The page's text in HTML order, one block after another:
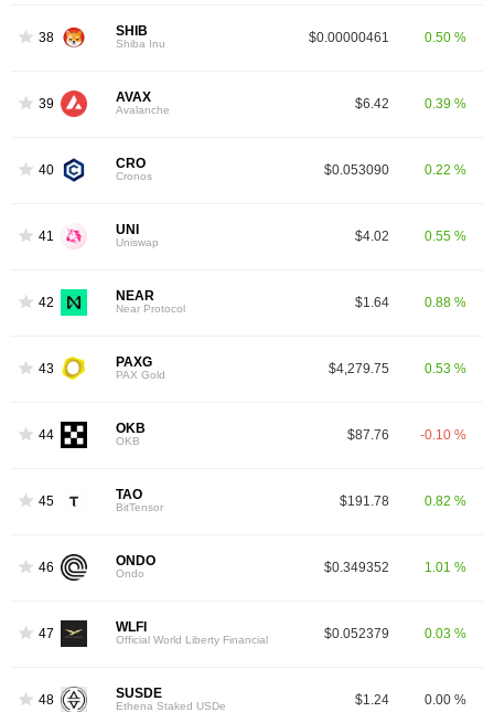
38 SHIB
Shiba Inu $0.00000461 0.50 %
39 AVAX
Avalanche $6.42 0.39 %
40 CRO
Cronos $0.053090 0.22 %
41 UNI
Uniswap $4.02 0.55 %
42 NEAR
Near Protocol $1.64 0.88 %
43 PAXG
PAX Gold $4,279.75 0.53 %
44 OKB
OKB $87.76 -0.10 %
45 TAO
BitTensor $191.78 0.82 %
46 ONDO
Ondo $0.349352 1.01 %
47 WLFI
Official World Liberty Financial $0.052379 0.03 %
48 SUSDE
Ethena Staked USDe $1.24 0.00 %